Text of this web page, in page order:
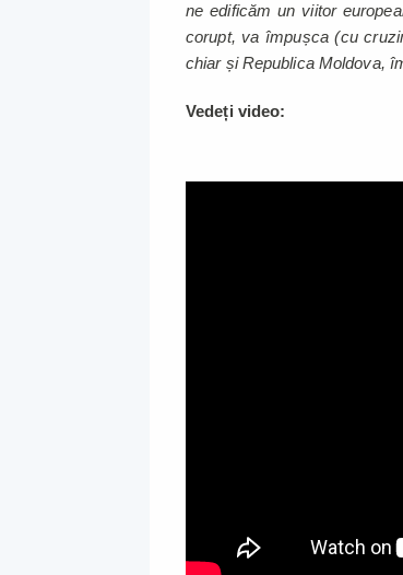
ne edificăm un viitor
corupt, va împușca (cu
chiar și Republica Moldova,
Vedeți video: